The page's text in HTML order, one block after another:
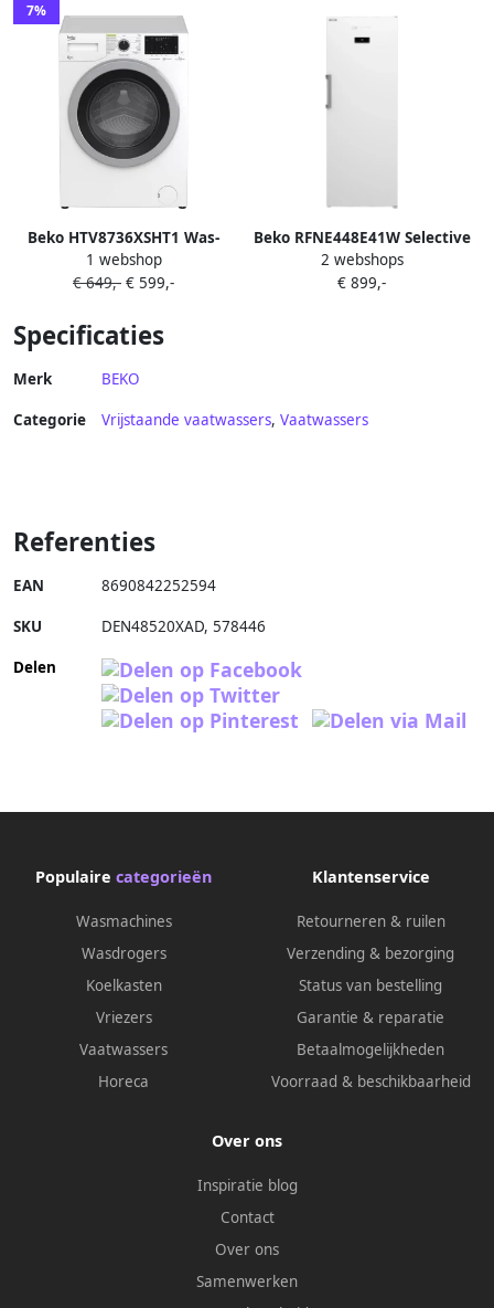
7%
Beko HTV8736XSHT1 Was-
droogcombinatie Vrijstaand
Voorbelading Wit D
1 webshop
€ 649,- € 599,-
Beko RFNE448E41W Selective
Line Vrieskast Wit
2 webshops
€ 899,-
Specificaties
Merk BEKO
Categorie Vrijstaande vaatwassers, Vaatwassers
Referenties
EAN 8690842252594
SKU DEN48520XAD, 578446
Delen
Populaire categorieën
Wasmachines
Wasdrogers
Koelkasten
Vriezers
Vaatwassers
Horeca
Klantenservice
Retourneren & ruilen
Verzending & bezorging
Status van bestelling
Garantie & reparatie
Betaalmogelijkheden
Voorraad & beschikbaarheid
Over ons
Inspiratie blog
Contact
Over ons
Samenwerken